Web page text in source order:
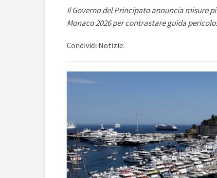
Il Governo del Principato annuncia misure
Monaco 2026 per contrastare guida
Condividi Notizie: